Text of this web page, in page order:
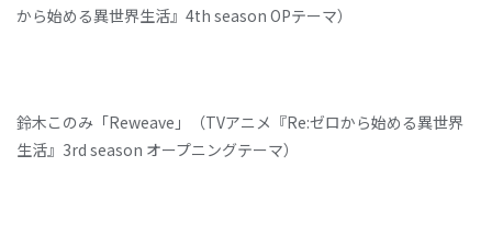
から始める異世界生活』4th season OPテーマ）
鈴木このみ「Reweave」（TVアニメ『Re:ゼロから始める異世界
生活』3rd season オープニングテーマ）